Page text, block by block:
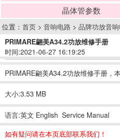
晶体管参数
位置： 首页 > 音响电路 > 品牌功放音
PRIMARE翩美A34.2功放维修手册
时间:2021-06-27 16:19:25
PRIMARE翩美A34.2功放维修手册，
大小:3.53 MB
语言:英文 English Service Manual
如有疑问请在本页底部联系我们！